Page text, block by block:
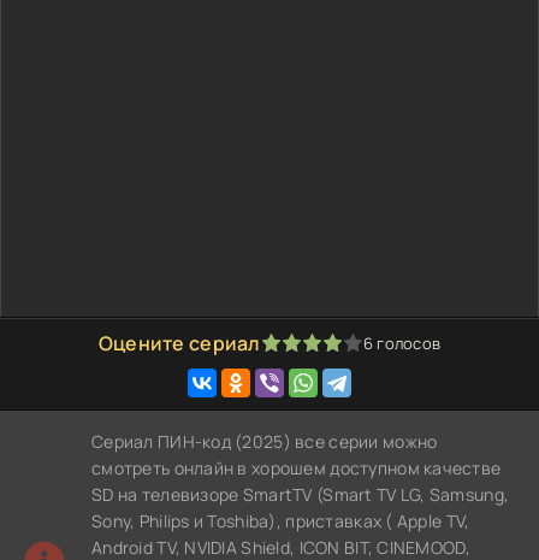
Оцените сериал
1 2 3 4 5 6голосов
Сериал ПИН-код (2025) все серии можно
смотреть онлайн в хорошем доступном качестве
SD на телевизоре SmartTV (Smart TV LG, Samsung,
Sony, Philips и Toshiba), приставках ( Apple TV,
Android TV, NVIDIA Shield, ICON BIT, CINEMOOD,